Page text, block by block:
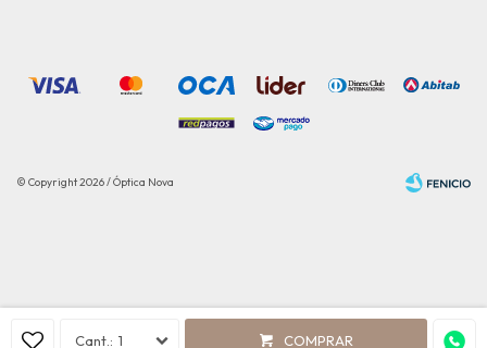
1 COMPRAR
© Copyright 2026 / Óptica Nova